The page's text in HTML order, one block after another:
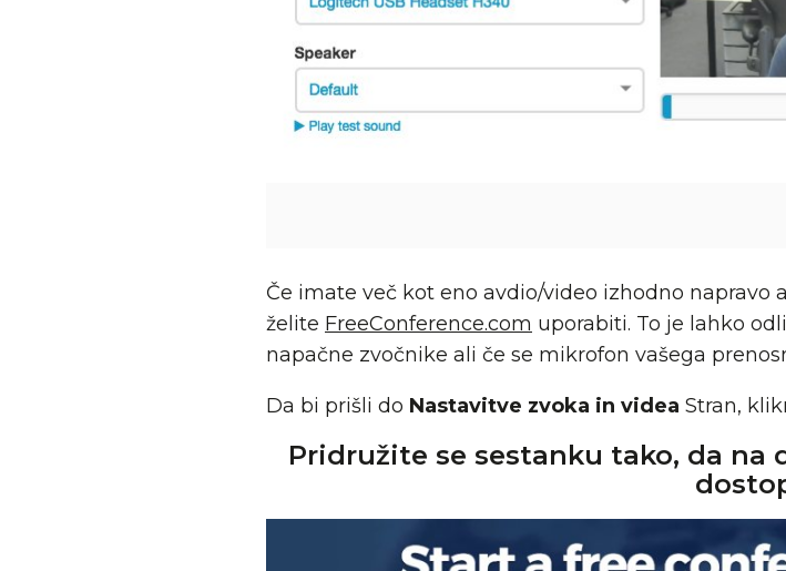
Če imate več kot eno avdio/video izhodno napravo
želite FreeConference.com uporabiti. To je lahko
napačne zvočnike ali če se mikrofon vašega
Da bi prišli do Nastavitve zvoka in videa Stran,
Pridružite se sestanku tako, da na